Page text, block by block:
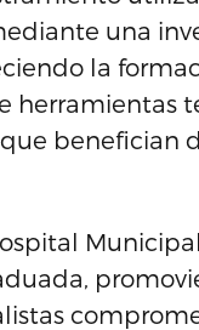
una
la
herramientas
benefician